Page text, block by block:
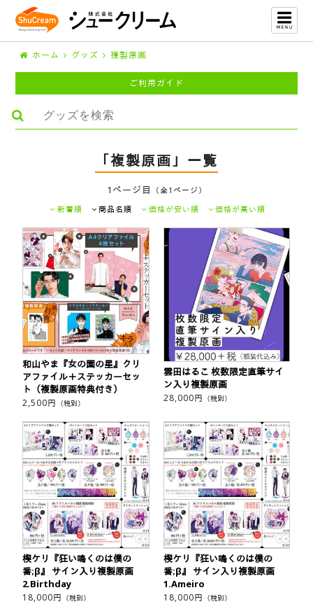
ホーム グッズ 複製原画
ご利用ガイド
「複製原画」一覧
1ページ目
（全1ページ）
新着順
商品名順 価格が安い順 価格が高い順
和山やま『女の園の星』クリ
アファイル＋ステッカーセッ
ト（複製原画特典付き）
2,500円 （税別）
雲田はるこ 枚数限定直筆サイ
ン入り複製原画
28,000円 （税別）
楔ケリ『狂い鳴くのは僕の
番;β』 サイン入り複製原画
2.Birthday
18,000円 （税別）
楔ケリ『狂い鳴くのは僕の
番;β』 サイン入り複製原画
1.Ameiro
18,000円 （税別）